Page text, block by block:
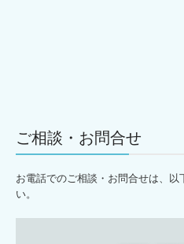
ご相談・お問合せ
お電話でのご相談・お問合せは、以
い。